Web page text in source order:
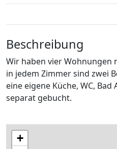
Beschreibung
Wir haben vier Wohnungen
in jedem Zimmer sind zwei
eine eigene Küche, WC,
separat gebucht.
+